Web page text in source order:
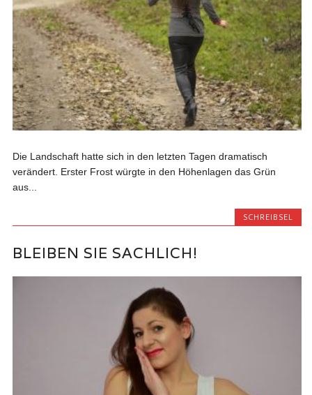
Die Landschaft hatte sich in den letzten Tagen dramatisch
verändert. Erster Frost würgte in den Höhenlagen das Grün
aus...
SCHREIBSEL
BLEIBEN SIE SACHLICH!